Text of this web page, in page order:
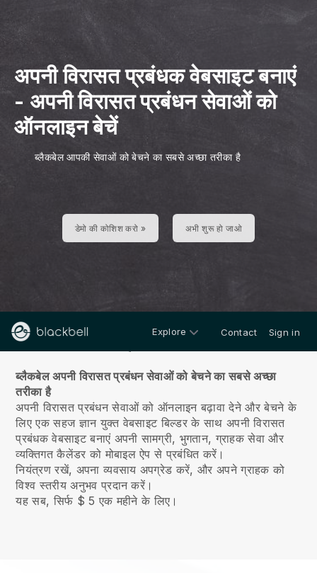
अपनी विरासत प्रबंधक वेबसाइट बनाएं
- अपनी विरासत प्रबंधन सेवाओं को
ऑनलाइन बेचें
ब्लैकबेल आपकी सेवाओं को बेचने का सबसे अच्छा तरीका है
डेमो की कोशिश करो » अभी शुरू हो जाओ
Explore Contact Sign in
ब्लैकबेल अपनी विरासत प्रबंधन सेवाओं को बेचने का सबसे अच्छा
तरीका है
अपनी विरासत प्रबंधन सेवाओं को ऑनलाइन बढ़ावा देने और बेचने के
लिए एक सहज ज्ञान युक्त वेबसाइट बिल्डर के साथ अपनी विरासत
प्रबंधक वेबसाइट बनाएंअपनी सामग्री, भुगतान, ग्राहक सेवा और
व्यक्तिगत कैलेंडर को मोबाइल ऐप से प्रबंधित करें।
नियंत्रण रखें, अपना व्यवसाय अपग्रेड करें, और अपने ग्राहक को
विश्व स्तरीय अनुभव प्रदान करें।
यह सब, सिर्फ $ 5 एक महीने के लिए।